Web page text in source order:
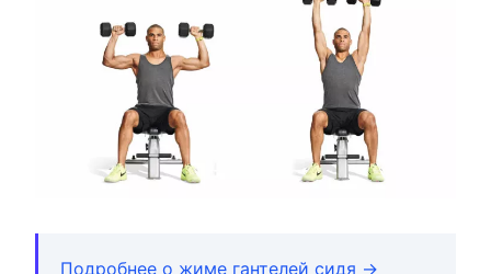
Подробнее о жиме гантелей сидя →